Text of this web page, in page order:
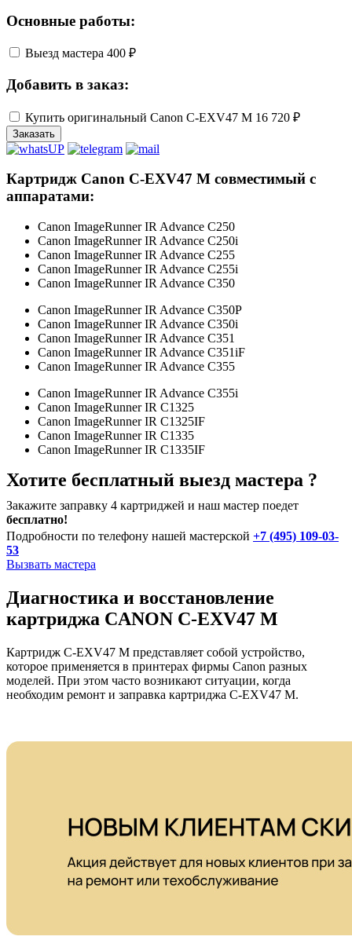
Основные работы:
Выезд мастера 400 ₽
Добавить в заказ:
Купить оригинальный Canon C-EXV47 M 16 720 ₽
Заказать
Картридж Canon C-EXV47 M совместимый с
аппаратами:
Canon ImageRunner IR Advance C250
Canon ImageRunner IR Advance C250i
Canon ImageRunner IR Advance C255
Canon ImageRunner IR Advance C255i
Canon ImageRunner IR Advance C350
Canon ImageRunner IR Advance C350P
Canon ImageRunner IR Advance C350i
Canon ImageRunner IR Advance C351
Canon ImageRunner IR Advance C351iF
Canon ImageRunner IR Advance C355
Canon ImageRunner IR Advance C355i
Canon ImageRunner IR C1325
Canon ImageRunner IR C1325IF
Canon ImageRunner IR C1335
Canon ImageRunner IR C1335IF
Хотите бесплатный выезд мастера ?
Закажите заправку 4 картриджей и наш мастер поедет
бесплатно!
Подробности по телефону нашей мастерской +7 (495) 109-03-
53
Вызвать мастера
Диагностика и восстановление
картриджа CANON C-EXV47 M
Картридж C-EXV47 M представляет собой устройство,
которое применяется в принтерах фирмы Canon разных
моделей. При этом часто возникают ситуации, когда
необходим ремонт и заправка картриджа C-EXV47 M.